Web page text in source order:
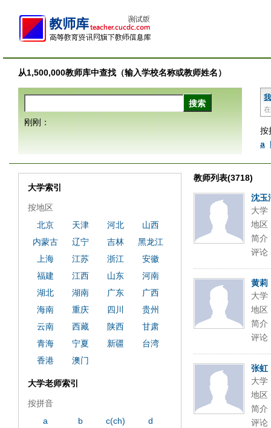
从1,500,000教师库中查找（输入学校名称或教师姓名）
按
a
刚刚：
教师列表(3718)
沈玉
大学
地区
简介
评论
黄莉
大学
地区
简介
评论
张虹
大学
地区
简介
评论
大学索引
按地区
北京
天津 河北
山西
内蒙古
辽宁 吉林
黑龙江
上海
江苏 浙江
安徽
福建
江西 山东
河南
湖北
湖南 广东
广西
海南
重庆 四川
贵州
云南
西藏 陕西
甘肃
青海
宁夏 新疆
台湾
香港
澳门
大学老师索引
按拼音
a
b c(ch)
d